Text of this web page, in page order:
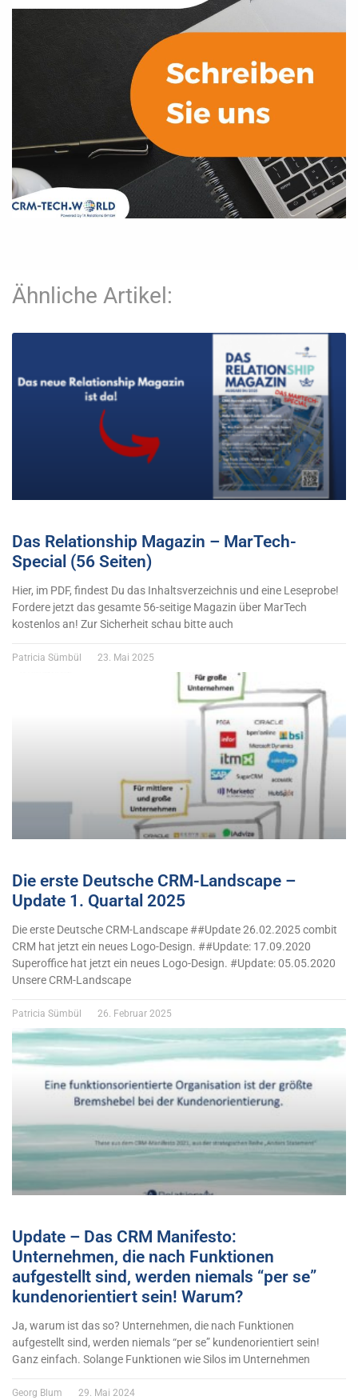
Ähnliche Artikel:
Das Relationship Magazin – MarTech-
Special (56 Seiten)
Hier, im PDF, findest Du das Inhaltsverzeichnis und eine Leseprobe!
Fordere jetzt das gesamte 56-seitige Magazin über MarTech
kostenlos an! Zur Sicherheit schau bitte auch
Patricia Sümbül 23. Mai 2025
Die erste Deutsche CRM-Landscape –
Update 1. Quartal 2025
Die erste Deutsche CRM-Landscape ##Update 26.02.2025 combit
CRM hat jetzt ein neues Logo-Design. ##Update: 17.09.2020
Superoffice hat jetzt ein neues Logo-Design. #Update: 05.05.2020
Unsere CRM-Landscape
Patricia Sümbül 26. Februar 2025
Update – Das CRM Manifesto:
Unternehmen, die nach Funktionen
aufgestellt sind, werden niemals “per se”
kundenorientiert sein! Warum?
Ja, warum ist das so? Unternehmen, die nach Funktionen
aufgestellt sind, werden niemals “per se” kundenorientiert sein!
Ganz einfach. Solange Funktionen wie Silos im Unternehmen
Georg Blum 29. Mai 2024